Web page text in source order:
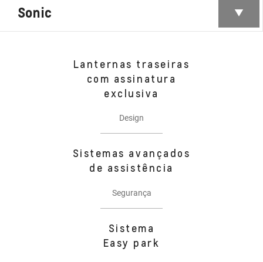
Sonic
Lanternas traseiras
com assinatura
exclusiva
Design
Sistemas avançados
de assistência
Segurança
Sistema
Easy park